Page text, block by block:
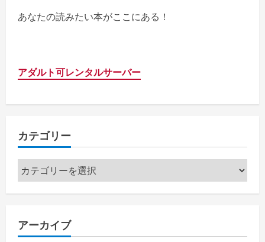
あなたの読みたい本がここにある！
アダルト可レンタルサーバー
カテゴリー
カ
テ
ー
アーカイブ